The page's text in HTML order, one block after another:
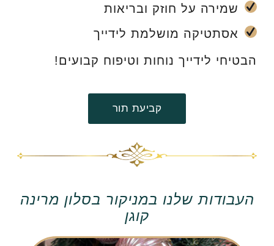
שמירה על חוזק ובריאות
אסתטיקה מושלמת לידייך
הבטיחי לידייך נוחות וטיפוח קבועים!
קביעת תור
העבודות שלנו במניקור בסלון מרינה
קוגן